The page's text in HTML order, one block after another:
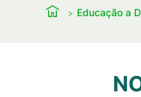
Educação a